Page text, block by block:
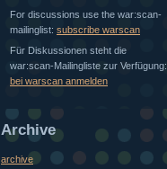
For discussions use the war:scan-
mailinglist: subscribe warscan
Für Diskussionen steht die
war:scan-Mailingliste zur Verfügung:
bei warscan anmelden
Archive
archive